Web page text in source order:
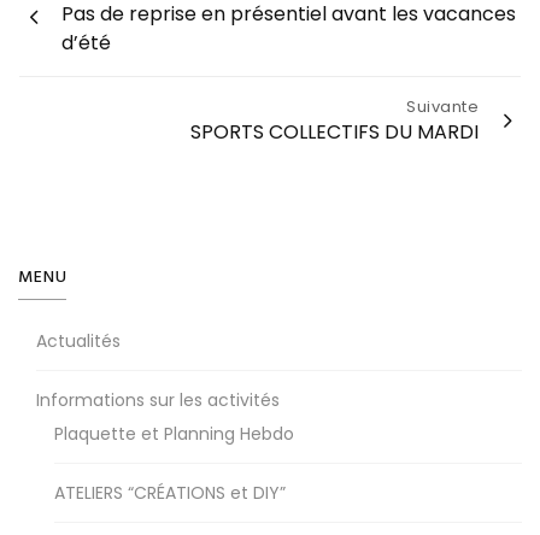
de
Pas de reprise en présentiel avant les vacances
d’été
Suivante
SPORTS COLLECTIFS DU MARDI
MENU
Actualités
Informations sur les activités
Plaquette et Planning Hebdo
ATELIERS “CRÉATIONS et DIY”